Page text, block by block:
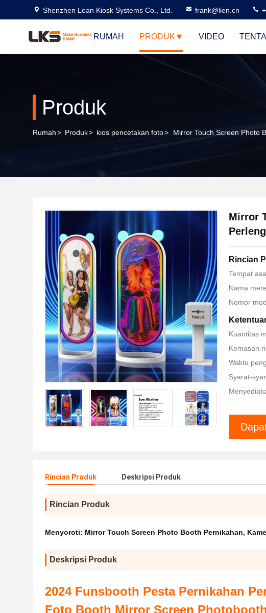
Shenzhen Lean Kiosk Systems Co., Ltd. frank@lien.cn
RUMAH PRODUK VIDEO
Produk
Rumah> Produk> kios pencetakan foto> Mirror Touch Screen Photo
Mirror
Rincian
Tempat
Nama
Nomor
Kuantitas
Kemasan
Waktu
Syarat-
Rincian Produk Deskripsi Produk
Rincian Produk
Menyoroti: Mirror Touch Screen Photo Booth Pernikahan,
Deskripsi Produk
2024 Funsbooth Pesta Pernikahan
Foto Booth Mirror Screen